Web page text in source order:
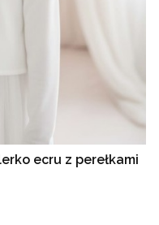
ecru z perełkami